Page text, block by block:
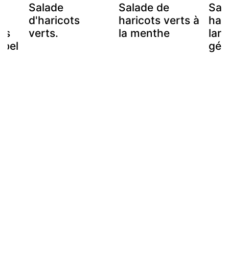
bel
Salade
d'haricots
verts.
Salade de
haricots verts à
la menthe